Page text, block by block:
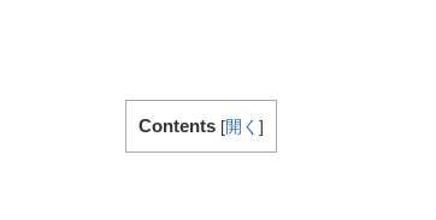
Contents [開く ]